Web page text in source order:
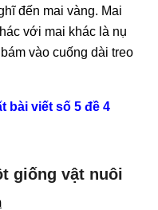
đến mai vàng. Mai
với mai khác là nụ
vào cuống dài treo
bài viết số 5 đề 4
giống vật nuôi